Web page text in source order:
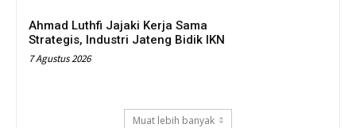
Ahmad Luthfi Jajaki Kerja Sama
Strategis, Industri Jateng Bidik IKN
7 Agustus 2026
Muat lebih banyak